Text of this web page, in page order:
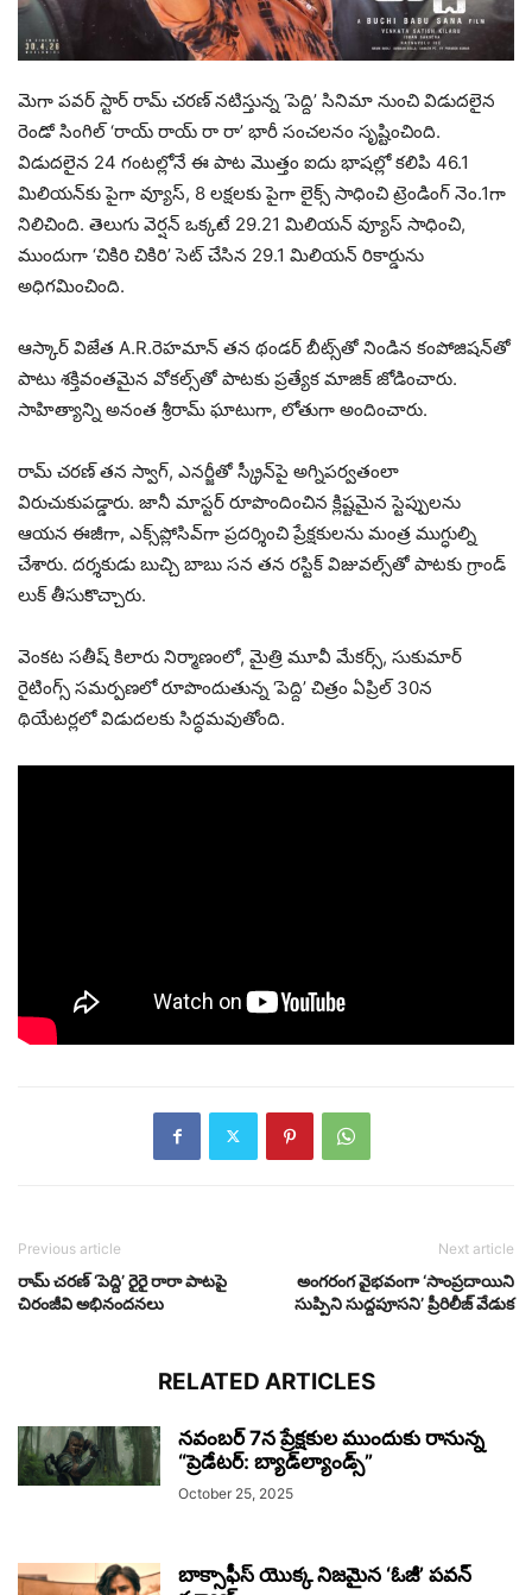
మెగా పవర్ స్టార్ రామ్ చరణ్ నటిస్తున్న ‘పెద్ది’ సినిమా నుంచి విడుదలైన
రెండో సింగిల్ ‘రాయ్ రాయ్ రా రా’ భారీ సంచలనం సృష్టించింది.
విడుదలైన 24 గంటల్లోనే ఈ పాట మొత్తం ఐదు భాషల్లో కలిపి 46.1
మిలియన్‌కు పైగా వ్యూస్, 8 లక్షలకు పైగా లైక్స్ సాధించి ట్రెండింగ్ నెం.1గా
నిలిచింది. తెలుగు వెర్షన్ ఒక్కటే 29.21 మిలియన్ వ్యూస్ సాధించి,
ముందుగా ‘చికిరి చికిరి’ సెట్ చేసిన 29.1 మిలియన్ రికార్డును
అధిగమించింది.
ఆస్కార్ విజేత A.R.రెహమాన్ తన థండర్ బీట్స్‌తో నిండిన కంపోజిషన్‌తో
పాటు శక్తివంతమైన వోకల్స్‌తో పాటకు ప్రత్యేక మాజిక్ జోడించారు.
సాహిత్యాన్ని అనంత శ్రీరామ్ ఘాటుగా, లోతుగా అందించారు.
రామ్ చరణ్ తన స్వాగ్, ఎనర్జీతో స్క్రీన్‌పై అగ్నిపర్వతంలా
విరుచుకుపడ్డారు. జానీ మాస్టర్ రూపొందించిన క్లిష్టమైన స్టెప్పులను
ఆయన ఈజీగా, ఎక్స్‌ప్లోసివ్‌గా ప్రదర్శించి ప్రేక్షకులను మంత్ర ముగ్ధుల్ని
చేశారు. దర్శకుడు బుచ్చి బాబు సన తన రస్టిక్ విజువల్స్‌తో పాటకు గ్రాండ్
లుక్ తీసుకొచ్చారు.
వెంకట సతీష్ కిలారు నిర్మాణంలో, మైత్రి మూవీ మేకర్స్, సుకుమార్
రైటింగ్స్ సమర్పణలో రూపొందుతున్న ‘పెద్ది’ చిత్రం ఏప్రిల్ 30న
థియేటర్లలో విడుదలకు సిద్ధమవుతోంది.
Previous article
రామ్ చరణ్ ‘పెద్ది’ రైరై రారా పాటపై
చిరంజీవి అభినందనలు
Next article
అంగరంగ వైభవంగా ‘సాంప్రదాయిని
సుప్పిని సుద్దపూసని’ ప్రీరిలీజ్‌ వేడుక
RELATED ARTICLES
నవంబర్ 7న ప్రేక్షకుల ముందుకు రానున్న
“ప్రెడేటర్: బ్యాడ్‌ల్యాండ్స్”
October 25, 2025
బాక్సాఫీస్ యొక్క నిజమైన ‘ఓజీ’ పవన్